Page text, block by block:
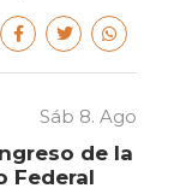
Sáb 8. Ago
de la
Federal